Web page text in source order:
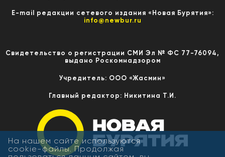
E-mail редакции сетевого издания «Новая Бурятия»:
info@newbur.ru
Свидетельство о регистрации СМИ Эл № ФС 77-76094,
выдано Роскомнадзором
Учредитель: ООО «Жасмин»
Главный редактор: Никитина Т.И.
На нашем сайте используются
cookie-файлы. Продолжая